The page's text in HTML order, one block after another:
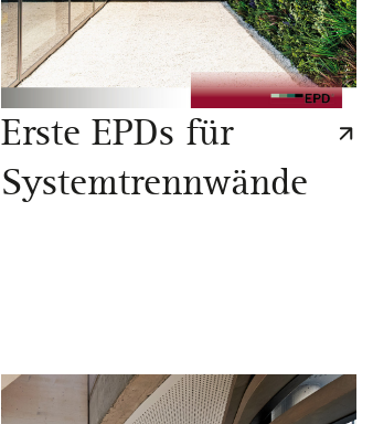
Erste EPDs für
Systemtrennwände